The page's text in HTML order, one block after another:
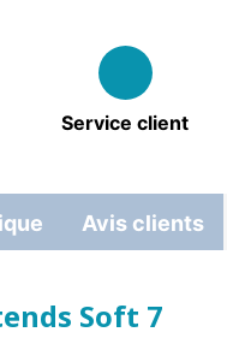
Service client
Avis clients
Soft 7